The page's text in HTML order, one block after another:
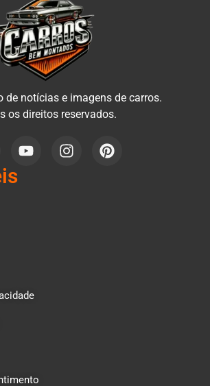
de notícias e imagens de carros.
os direitos reservados.